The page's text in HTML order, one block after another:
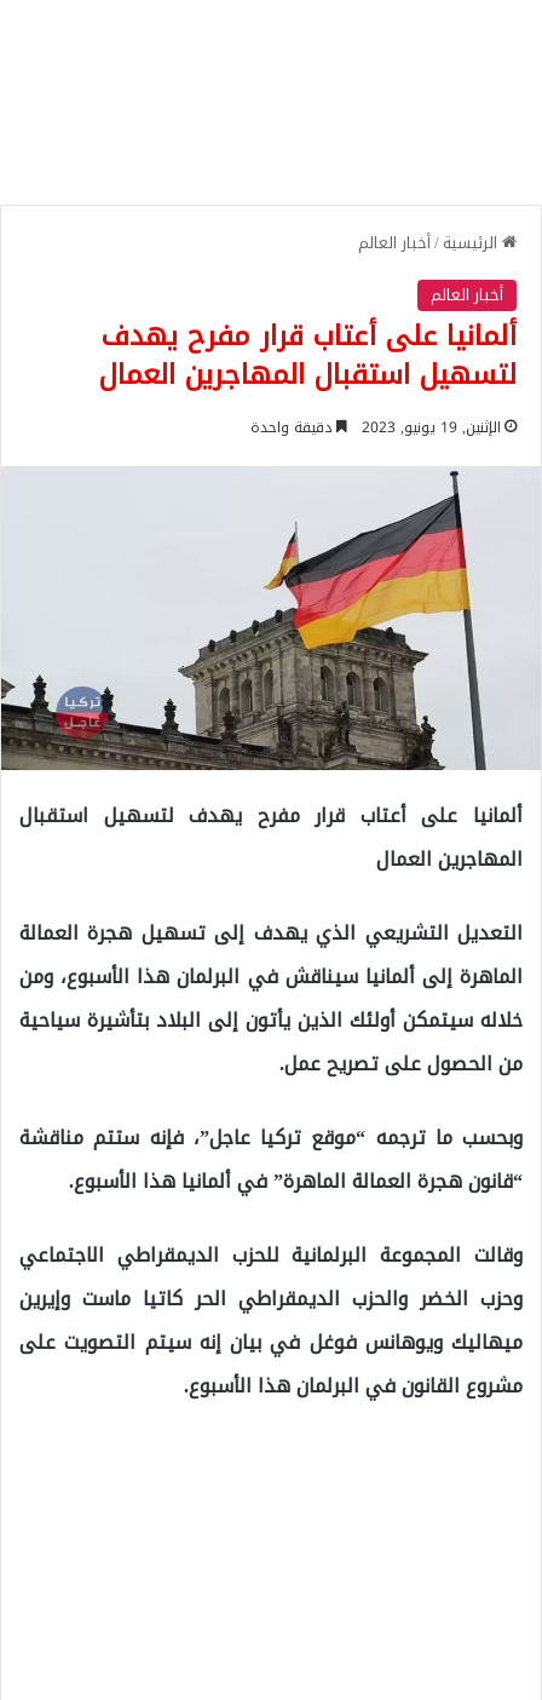
الرئيسية/أخبار العالم
أخبار العالم
ألمانيا على أعتاب قرار مفرح يهدف
لتسهيل استقبال المهاجرين العمال
الإثنين, 19 يونيو, 2023 دقيقة واحدة
ألمانيا على أعتاب قرار مفرح يهدف لتسهيل استقبال
المهاجرين العمال
التعديل التشريعي الذي يهدف إلى تسهيل هجرة العمالة
الماهرة إلى ألمانيا سيناقش في البرلمان هذا الأسبوع، ومن
خلاله سيتمكن أولئك الذين يأتون إلى البلاد بتأشيرة سياحية
من الحصول على تصريح عمل.
وبحسب ما ترجمه “موقع تركيا عاجل”، فإنه ستتم مناقشة
“قانون هجرة العمالة الماهرة” في ألمانيا هذا الأسبوع.
وقالت المجموعة البرلمانية للحزب الديمقراطي الاجتماعي
وحزب الخضر والحزب الديمقراطي الحر كاتيا ماست وإيرين
ميهاليك ويوهانس فوغل في بيان إنه سيتم التصويت على
مشروع القانون في البرلمان هذا الأسبوع.